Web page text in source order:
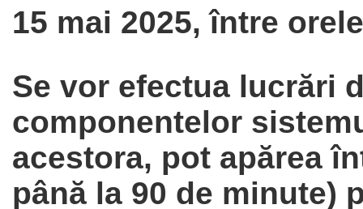
15 mai 2025, între
Se vor efectua lucrări
componentelor
acestora, pot apărea
până la 90 de minute)